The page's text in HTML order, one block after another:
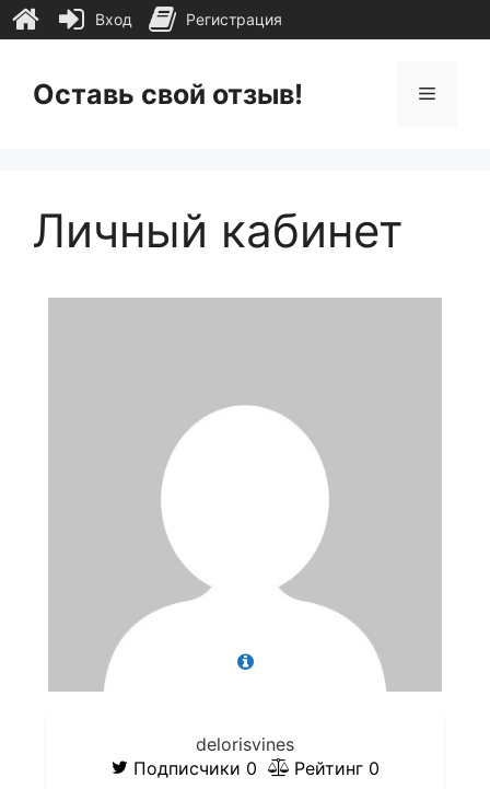
содержимому
Оставь свой отзыв! Меню
Личный кабинет
delorisvines
Подписчики 0 Рейтинг 0
Вход Регистрация